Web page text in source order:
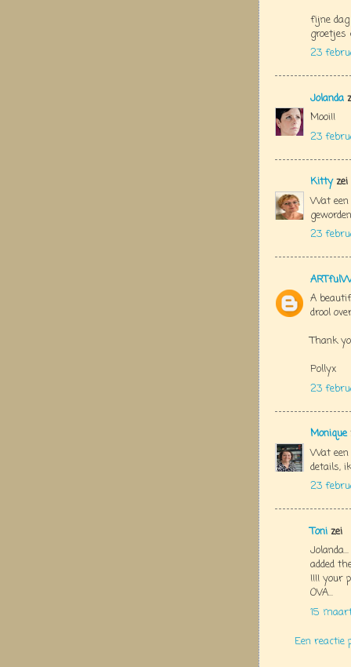
fijne
groetjes
23
Jolanda
Mooi!!
23
Kittyzei
Wat een
23
A
drool
Thank
Pollyx
23
Monique
Wat een
details,
23
Toni zei
added
!!!! your
OVA...
15
Een reactie